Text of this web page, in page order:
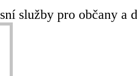
služby pro občany a